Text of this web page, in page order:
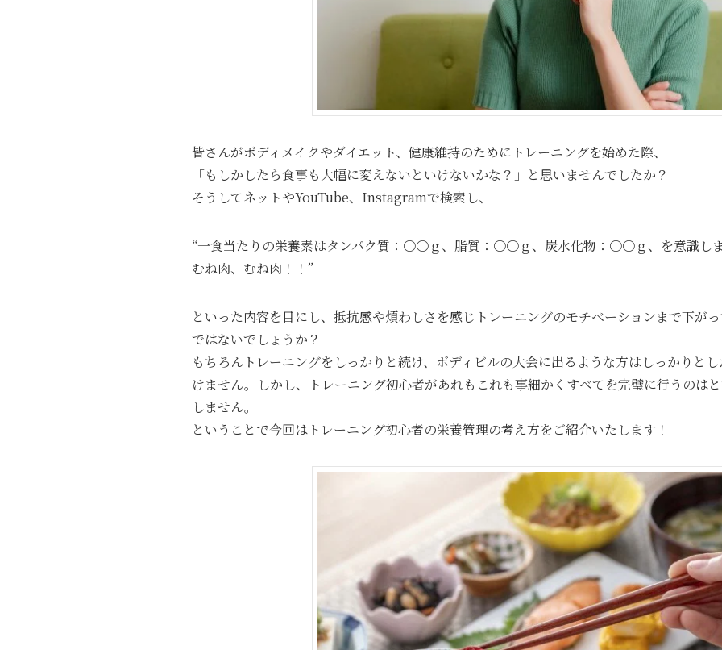
皆さんがボディメイクやダイエット、健康維持のためにトレーニングを始めた際、
「もしかしたら食事も大幅に変えないといけないかな？」と思いませんでしたか？
そうしてネットやYouTube、Instagramで検索し、
“一食当たりの栄養素はタンパク質：〇〇ｇ、脂質：〇〇ｇ、炭水化物：〇〇ｇ、を意識し
むね肉、むね肉！！”
といった内容を目にし、抵抗感や煩わしさを感じトレーニングのモチベーションまで下が
ではないでしょうか？
もちろんトレーニングをしっかりと続け、ボディビルの大会に出るような方はしっかりと
けません。しかし、トレーニング初心者があれもこれも事細かくすべてを完璧に行うのは
しません。
ということで今回はトレーニング初心者の栄養管理の考え方をご紹介いたします！